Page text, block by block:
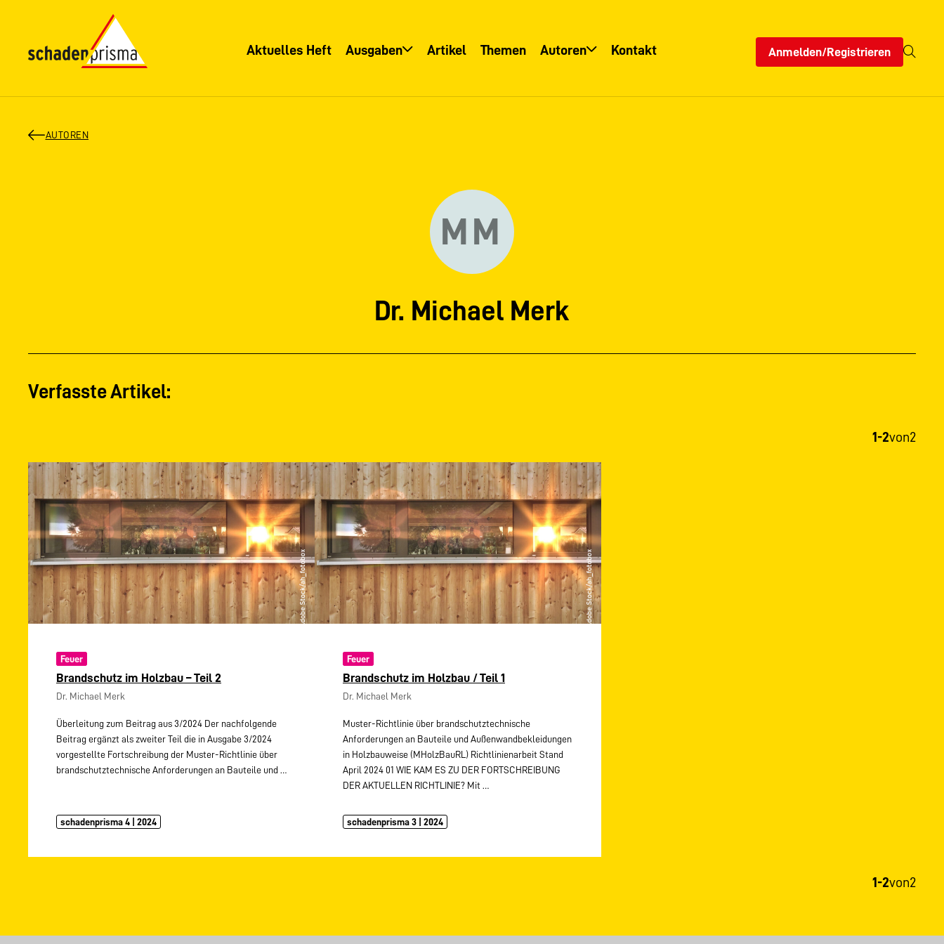
Aktuelles Heft Ausgaben Artikel Themen Autoren Kontakt Anmelden/Registrieren
AUTOREN
MM
Dr. Michael Merk
Verfasste Artikel:
1-2von2
Feuer
Brandschutz im Holzbau – Teil 2
Dr. Michael Merk
Überleitung zum Beitrag aus 3/2024 Der nachfolgende
Beitrag ergänzt als zweiter Teil die in Ausgabe 3/2024
vorgestellte Fortschreibung der Muster-Richtlinie über
brandschutztechnische Anforderungen an Bauteile und …
schadenprisma 4 | 2024
Feuer
Brandschutz im Holzbau / Teil 1
Dr. Michael Merk
Muster-Richtlinie über brandschutztechnische
Anforderungen an Bauteile und Außenwandbekleidungen
in Holzbauweise (MHolzBauRL) Richtlinienarbeit Stand
April 2024 01 WIE KAM ES ZU DER FORTSCHREIBUNG
DER AKTUELLEN RICHTLINIE? Mit …
schadenprisma 3 | 2024
1-2von2